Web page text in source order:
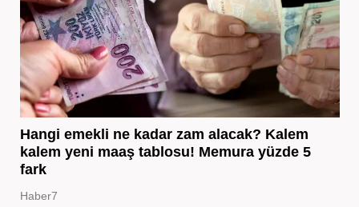
Hangi emekli ne kadar zam alacak? Kalem
kalem yeni maaş tablosu! Memura yüzde 5
fark
Haber7